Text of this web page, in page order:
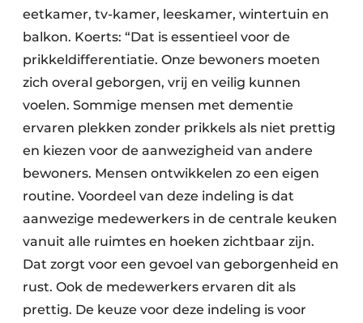
eetkamer, tv-kamer, leeskamer, wintertuin en
balkon. Koerts: “Dat is essentieel voor de
prikkeldifferentiatie. Onze bewoners moeten
zich overal geborgen, vrij en veilig kunnen
voelen. Sommige mensen met dementie
ervaren plekken zonder prikkels als niet prettig
en kiezen voor de aanwezigheid van andere
bewoners. Mensen ontwikkelen zo een eigen
routine. Voordeel van deze indeling is dat
aanwezige medewerkers in de centrale keuken
vanuit alle ruimtes en hoeken zichtbaar zijn.
Dat zorgt voor een gevoel van geborgenheid en
rust. Ook de medewerkers ervaren dit als
prettig. De keuze voor deze indeling is voor